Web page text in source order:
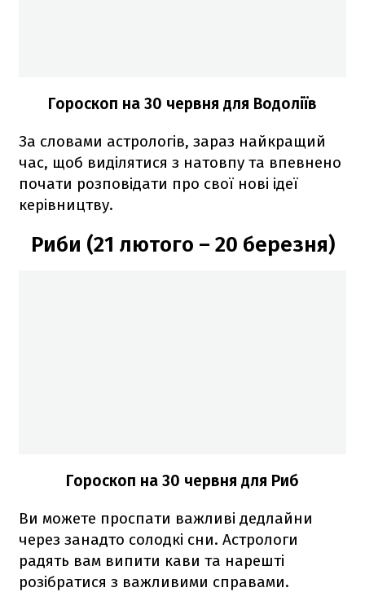
Гороскоп на 30 червня для Водоліїв
За словами астрологів, зараз найкращий
час, щоб виділятися з натовпу та впевнено
почати розповідати про свої нові ідеї
керівництву.
Риби (21 лютого – 20 березня)
Гороскоп на 30 червня для Риб
Ви можете проспати важливі дедлайни
через занадто солодкі сни. Астрологи
радять вам випити кави та нарешті
розібратися з важливими справами.